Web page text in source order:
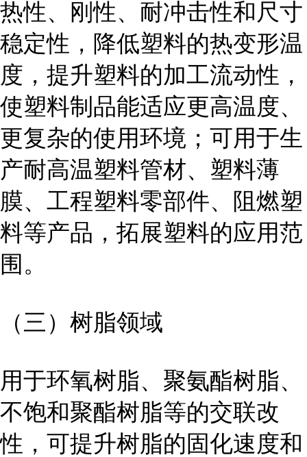
热性、刚性、耐冲击性和尺寸
稳定性，降低塑料的热变形温
度，提升塑料的加工流动性，
使塑料制品能适应更高温度、
更复杂的使用环境；可用于生
产耐高温塑料管材、塑料薄
膜、工程塑料零部件、阻燃塑
料等产品，拓展塑料的应用范
围。
（三）树脂领域
用于环氧树脂、聚氨酯树脂、
不饱和聚酯树脂等的交联改
性，可提升树脂的固化速度和